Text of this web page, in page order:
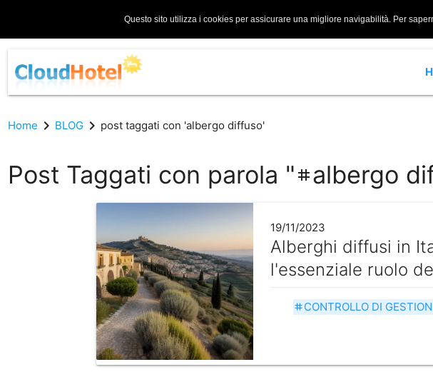
Questo sito utilizza i cookies per assicurare una migliore navigabilità. Per
Home chevron_right BLOG chevron_right post taggati con 'albergo diffuso'
Post Taggati con parola " tag albergo
19/11/2023
Alberghi diffusi in
l'essenziale ruolo
tag CONTROLLO DI